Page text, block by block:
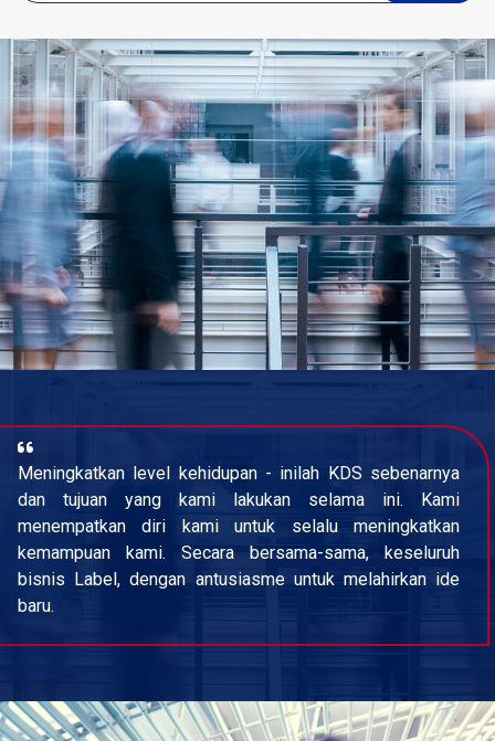
Meningkatkan level kehidupan - inilah KDS sebenarnya
dan tujuan yang kami lakukan selama ini. Kami
menempatkan diri kami untuk selalu meningkatkan
kemampuan kami. Secara bersama-sama, keseluruh
bisnis Label, dengan antusiasme untuk melahirkan ide
baru.